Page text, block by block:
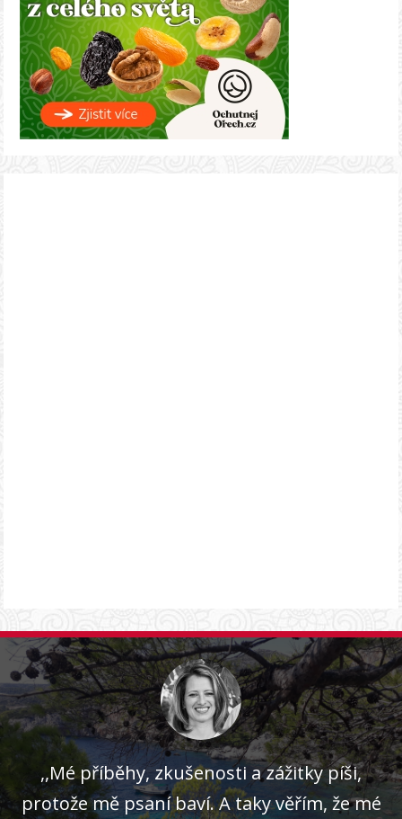
,,Mé příběhy, zkušenosti a zážitky píši,
protože mě psaní baví. A taky věřím, že mé